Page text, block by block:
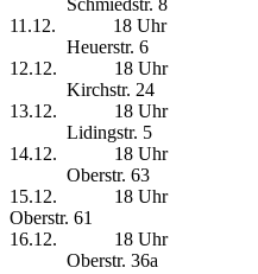
Schmiedstr. 8
11.12. 18 Uhr
Heuerstr. 6
12.12. 18 Uhr
Kirchstr. 24
13.12. 18
Lidingstr. 5
14.12. 18 Uhr
Oberstr. 63
15.12. 18 Uhr
Oberstr. 61
16.12. 18 Uhr
Oberstr. 36a